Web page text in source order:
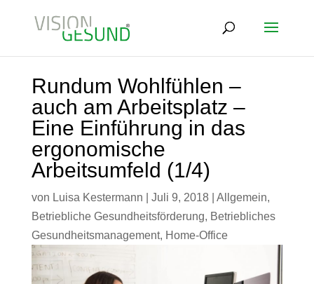
Rundum Wohlfühlen –
auch am Arbeitsplatz –
Eine Einführung in das
ergonomische
Arbeitsumfeld (1/4)
von Luisa Kestermann Juli 9, 2018| Allgemein,
Betriebliche Gesundheitsförderung, Betriebliches
Gesundheitsmanagement, Home-Office